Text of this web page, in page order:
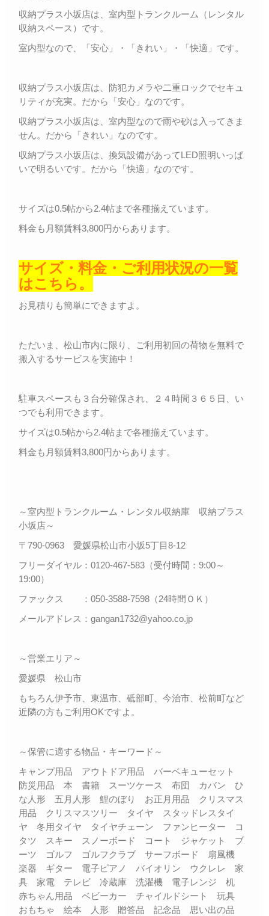
収納プラス小坂店は、室内型トランクルーム（レンタル
収納スペース）です。
室内型なので、「安心」・「きれい」・「快適」です。
収納プラス小坂店は、防犯カメラや二重ロックでセキュ
リティが充実。だから「安心」なのです。
収納プラス小坂店は、室内型なので雨や砂は入ってきま
せん。だから「きれい」なのです。
収納プラス小坂店は、換気設備があってLED照明いっぱ
いで明るいです。だから「快適」なのです。
サイズは0.5帖から2.4帖まで各種揃えています。
料金も月額賃料3,800円からあります。
サイズ・料金・ご利用状況の一覧
はこちら。
お見積りも簡単にできますよ。
ただいま、松山市内に限り、ご利用初回の荷物を無料で
搬入するサービスを実施中！
駐車スペースも３台分確保され、２４時間３６５日、い
つでも利用できます。
サイズは0.5帖から2.4帖まで各種揃えています。
料金も月額賃料3,800円からあります。
～室内型トランクルーム・レンタル収納庫 収納プラス
小坂店～
〒790-0963 愛媛県松山市小坂5丁目8-12
フリーダイヤル：0120-467-583（受付時間：9:00～
19:00）
ファックス ：050-3588-7598（24時間ＯＫ）
メールアドレス：gangan1732@yahoo.co.jp
～営業エリア～
愛媛県 松山市
もちろん伊予市、東温市、砥部町、今治市、松前町など
近隣の方もご利用OKですよ。
～保管に適する物品・キーワード～
キャンプ用品 アウトドア用品 バーベキューセット
防災用品 本 書籍 スーツケース 布団 カバン ひ
な人形 五月人形 鯉のぼり お正月用品 クリスマス
用品 クリスマスツリー タイヤ スタッドレスタイ
ヤ 冬用タイヤ タイヤチェーン ファンヒーター コ
タツ スキー スノーボード コート ジャケット ブ
ーツ ゴルフ ゴルフクラブ サーフボード 扇風機
楽器 ギター 電子ピアノ バイオリン ウクレレ 家
具 家電 テレビ 冷蔵庫 洗濯機 電子レンジ 机
赤ちゃん用品 ベビーカー チャイルドシート 玩具
おもちゃ 絵本 人形 贈答品 記念品 思い出の品